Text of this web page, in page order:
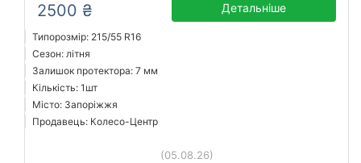
2500 ₴ Детальніше
Типорозмір: 215/55 R16
Сезон: літня
Залишок протектора: 7 мм
Кількість: 1шт
Місто: Запоріжжя
Продавець: Колесо-Центр
(05.08.26)